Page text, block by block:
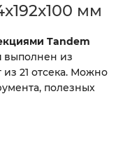
мм
Tandem
выполнен из
из 21 отсека. Можно
полезных